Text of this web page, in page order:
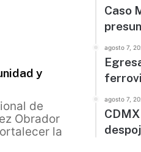
y
de
Obrador
la
Caso
agosto 7,
agosto 7,